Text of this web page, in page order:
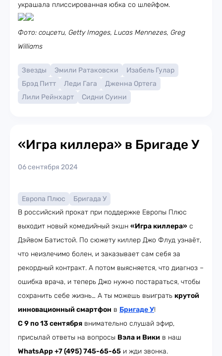
украшала плиссированная юбка со шлейфом.
Фото: соцсети, Getty Images, Lucas Mennezes, Greg
Williams
Звезды Эмили Ратаковски
Изабель Гулар
Брэд Питт
Леди Гага
Дженна Ортега
Лили Рейнхарт
Сидни Суини
«Игра киллера» в Бригаде У
06 сентября 2024
Европа Плюс
Бригада У
В российский прокат при поддержке Европы Плюс
выходит новый комедийный экшн «Игра киллера» с
Дэйвом Батистой. По сюжету киллер Джо Флуд узнаёт,
что неизлечимо болен, и заказывает сам себя за
рекордный контракт. А потом выясняется, что диагноз –
ошибка врача, и теперь Джо нужно постараться, чтобы
сохранить себе жизнь… А ты можешь выиграть крутой
инновационный смартфон в Бригаде У!
С 9 по 13 сентября внимательно слушай эфир,
присылай ответы на вопросы Вэла и Вики в наш
WhatsApp +7 (495) 745-65-65 и жди звонка.